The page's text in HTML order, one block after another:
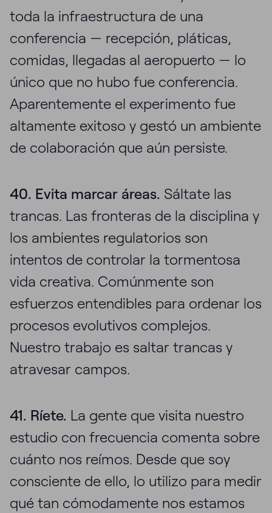
toda la infraestructura de una
conferencia — recepción, pláticas,
comidas, llegadas al aeropuerto — lo
único que no hubo fue conferencia.
Aparentemente el experimento fue
altamente exitoso y gestó un ambiente
de colaboración que aún persiste.
40. Evita marcar áreas. Sáltate las
trancas. Las fronteras de la disciplina y
los ambientes regulatorios son
intentos de controlar la tormentosa
vida creativa. Comúnmente son
esfuerzos entendibles para ordenar los
procesos evolutivos complejos.
Nuestro trabajo es saltar trancas y
atravesar campos.
41. Ríete. La gente que visita nuestro
estudio con frecuencia comenta sobre
cuánto nos reímos. Desde que soy
consciente de ello, lo utilizo para medir
qué tan cómodamente nos estamos